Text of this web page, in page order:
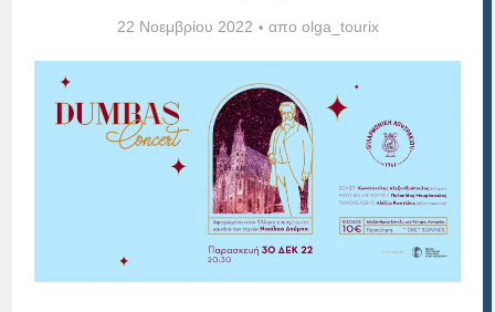
22 Νοεμβρίου 2022 απο olga_tourix